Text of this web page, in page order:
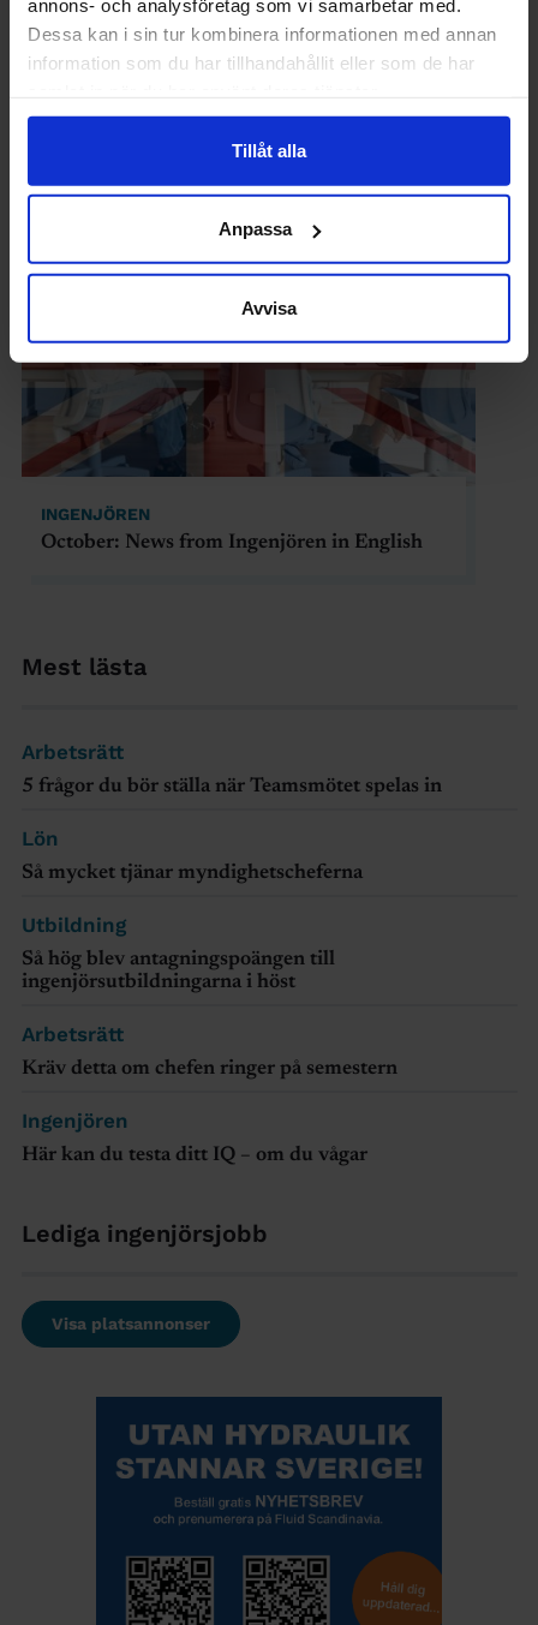
annons- och analysföretag som vi samarbetar med.
Dessa kan i sin tur kombinera informationen med annan
information som du har tillhandahållit eller som de har
Tillåt alla
Anpassa
Avvisa
Mest lästa
Arbetsrätt
5 frågor du bör ställa när Teamsmötet spelas in
Lön
Så mycket tjänar myndighetscheferna
Utbildning
Så hög blev antagningspoängen till
ingenjörsutbildningarna i höst
Arbetsrätt
Kräv detta om chefen ringer på semestern
Ingenjören
Här kan du testa ditt IQ – om du vågar
Lediga ingenjörsjobb
Visa platsannonser
INGENJÖREN
INGENJÖREN
October: News from Ingenjören in English